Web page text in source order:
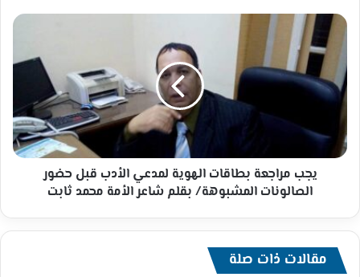
مسؤولين
تنفيذيين
بارزين
في
الولايات
المتحدة
يجب
مراجعة
بطاقات
الهوية
لمدعي
الأدب
قبل
حضور
الصالونات
المشبوهة/
الأمة
ثابت
يجب مراجعة بطاقات الهوية لمدعي الأدب قبل حضور
الصالونات المشبوهة/ بقلم شاعر الأمة محمد ثابت
مقالات ذات صلة